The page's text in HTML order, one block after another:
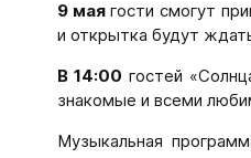
9 маягости смогут
и открытка будут
В 14:00 гостей
знакомые и всеми
Музыкальная